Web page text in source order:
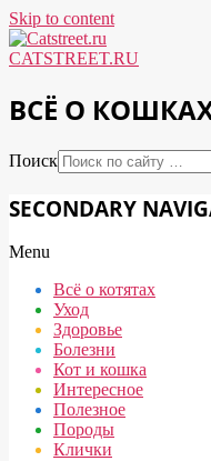
Skip to content
CATSTREET.RU
ВСЁ О
Поиск
SECONDARY
Menu
Всё о котятах
Уход
Здоровье
Болезни
Кот и кошка
Интересное
Полезное
Породы
Клички